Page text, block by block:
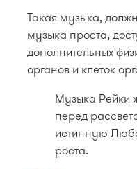
Такая музыка,
музыка проста,
дополнительных
органов и клеток
Музыка Рейки
перед
истинную
роста.